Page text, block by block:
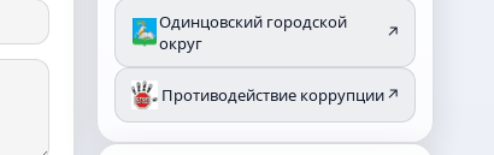
Одинцовский городской
округ
↗
Противодействие коррупции↗